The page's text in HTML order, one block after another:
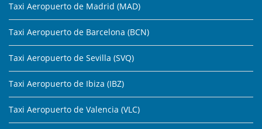
Taxi Aeropuerto de Madrid (MAD)
Taxi Aeropuerto de Barcelona (BCN)
Taxi Aeropuerto de Sevilla (SVQ)
Taxi Aeropuerto de Ibiza (IBZ)
Taxi Aeropuerto de Valencia (VLC)